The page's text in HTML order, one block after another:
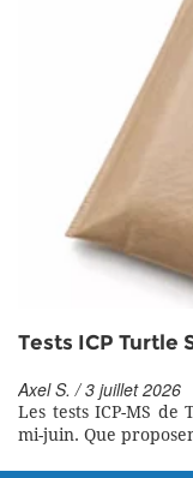
Tests ICP Turtle
Axel S. / 3 juillet 2026
Les tests ICP-MS
mi-juin. Que